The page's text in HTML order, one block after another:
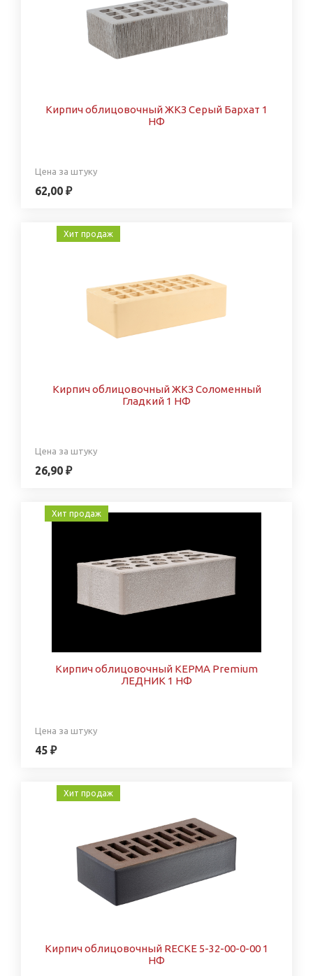
Кирпич облицовочный ЖКЗ Серый Бархат 1
НФ
Цена за штуку
62,00 ₽
Хит продаж
Кирпич облицовочный ЖКЗ Соломенный
Гладкий 1 НФ
Цена за штуку
26,90 ₽
Хит продаж
Кирпич облицовочный КЕРМА Premium
ЛЕДНИК 1 НФ
Цена за штуку
45 ₽
Хит продаж
Кирпич облицовочный RECKE 5-32-00-0-00 1
НФ